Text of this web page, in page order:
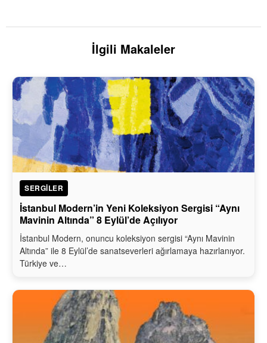
İlgili Makaleler
SERGILER
İstanbul Modern’in Yeni Koleksiyon Sergisi “Aynı
Mavinin Altında” 8 Eylül’de Açılıyor
İstanbul Modern, onuncu koleksiyon sergisi “Aynı Mavinin
Altında” ile 8 Eylül’de sanatseverleri ağırlamaya hazırlanıyor.
Türkiye ve…